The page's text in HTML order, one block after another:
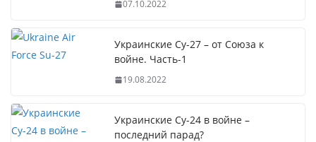
07.10.2022
Украинские Су-27 – от Союза к
войне. Часть-1
19.08.2022
Украинские Су-24 в войне –
последний парад?